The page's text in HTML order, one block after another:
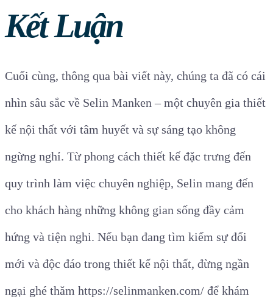
Kết Luận
Cuối cùng, thông qua bài viết này, chúng ta đã có cái
nhìn sâu sắc về Selin Manken – một chuyên gia thiết
kế nội thất với tâm huyết và sự sáng tạo không
ngừng nghỉ. Từ phong cách thiết kế đặc trưng đến
quy trình làm việc chuyên nghiệp, Selin mang đến
cho khách hàng những không gian sống đầy cảm
hứng và tiện nghi. Nếu bạn đang tìm kiếm sự đổi
mới và độc đáo trong thiết kế nội thất, đừng ngần
ngại ghé thăm https://selinmanken.com/ để khám